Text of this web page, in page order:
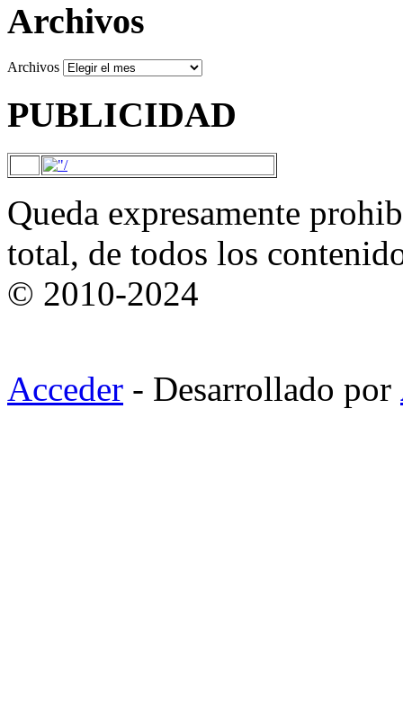
Archivos
Archivos
PUBLICIDAD
Queda expresamente
total, de todos los
© 2010-2024
Acceder - Desarrollado por